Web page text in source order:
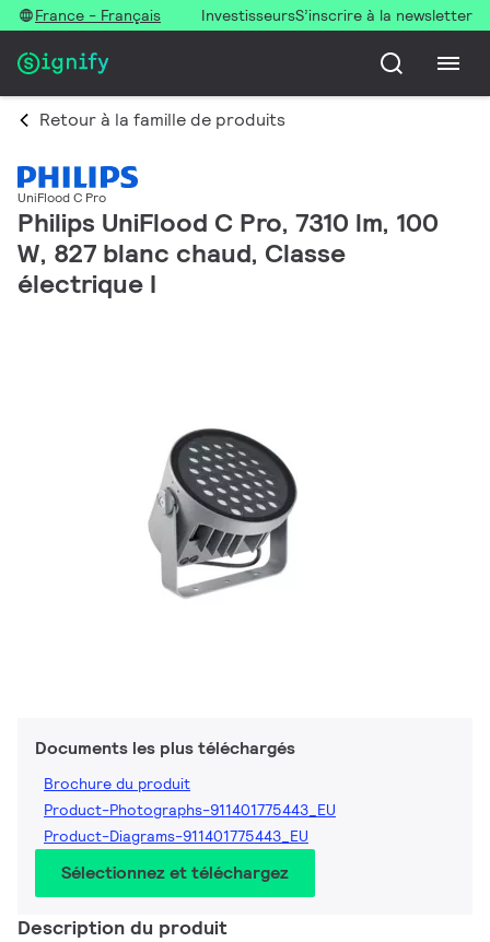
France - Français InvestisseursS’inscrire à la newsletter
Retour à la famille de produits
UniFlood C Pro
Philips UniFlood C Pro, 7310 lm, 100
W, 827 blanc chaud, Classe
électrique I
Documents les plus téléchargés
Brochure du produit
Product-Photographs-911401775443_EU
Product-Diagrams-911401775443_EU
Sélectionnez et téléchargez
Description du produit